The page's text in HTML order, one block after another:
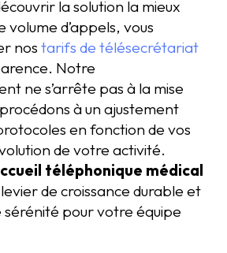
la solution la mieux
d’appels, vous
nos tarifs de télésecrétariat
Notre
ne s’arrête pas à la mise
à un ajustement
en fonction de vos
de votre activité.
téléphonique médical
de croissance durable et
sérénité pour votre équipe